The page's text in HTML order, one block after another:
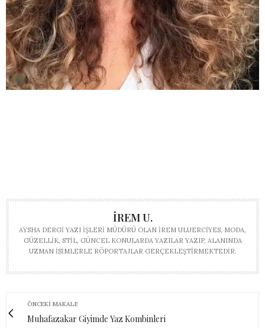
İREM U.
AYSHA DERGI YAZI İŞLERI MÜDÜRÜ OLAN İREM ULUERCIYES, MODA,
GÜZELLIK, STIL, GÜNCEL KONULARDA YAZILAR YAZIP, ALANINDA
UZMAN ISIMLERLE RÖPORTAJLAR GERÇEKLEŞTIRMEKTEDIR.
ÖNCEKI MAKALE
Muhafazakar Giyimde Yaz Kombinleri